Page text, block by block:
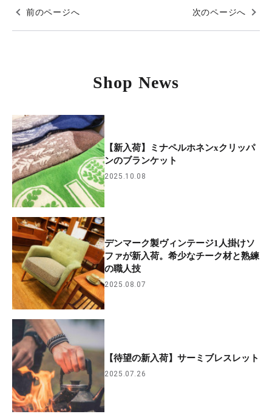
前のページへ 次のページへ
Shop News
【新入荷】ミナペルホネンxクリッパ
ンのブランケット
2025.10.08
デンマーク製ヴィンテージ1人掛けソ
ファが新入荷。希少なチーク材と熟練
の職人技
2025.08.07
【待望の新入荷】サーミブレスレット
2025.07.26